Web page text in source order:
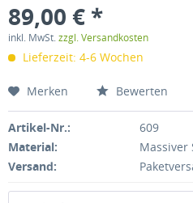
89,00 € *
inkl. MwSt.zzgl. Versandkosten
Lieferzeit: 4-6 Wochen
Merken Bewerten
Artikel-Nr.:
609
Material:
Massiver
Versand: